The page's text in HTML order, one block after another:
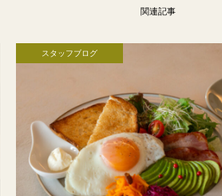
関連記事
スタッフブログ